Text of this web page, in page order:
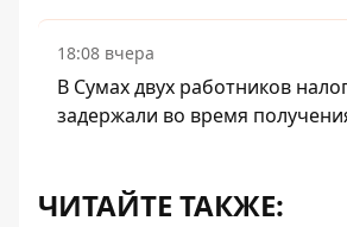
18:08 вчера
В Сумах двух работников
задержали во время
ЧИТАЙТЕ ТАКЖЕ: